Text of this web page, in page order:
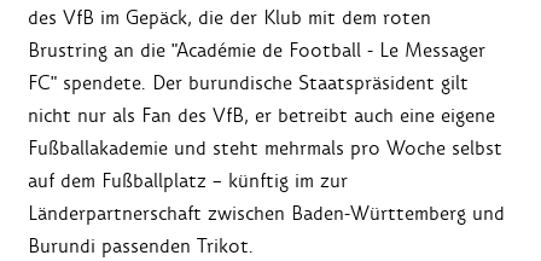
des VfB im Gepäck, die der Klub mit dem roten
Brustring an die "Académie de Football - Le Messager
FC" spendete. Der burundische Staatspräsident gilt
nicht nur als Fan des VfB, er betreibt auch eine eigene
Fußballakademie und steht mehrmals pro Woche selbst
auf dem Fußballplatz – künftig im zur
Länderpartnerschaft zwischen Baden-Württemberg und
Burundi passenden Trikot.